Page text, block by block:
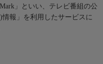
」といい、テレビ番組の公
情報」を利用したサービスに